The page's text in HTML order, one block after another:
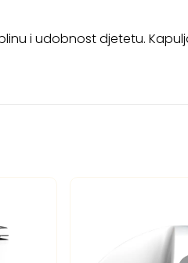
i udobnost djetetu.